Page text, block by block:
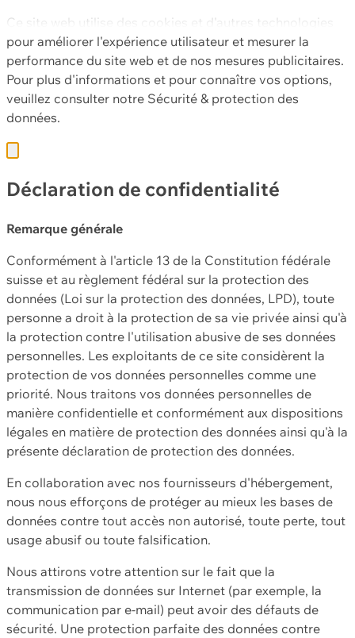
Ce site web utilise des cookies et d'autres technologies
pour améliorer l'expérience utilisateur et mesurer la
performance du site web et de nos mesures publicitaires.
Pour plus d'informations et pour connaître vos options,
veuillez consulter notre Sécurité & protection des
données.
Déclaration de confidentialité
Remarque générale
Conformément à l'article 13 de la Constitution fédérale
suisse et au règlement fédéral sur la protection des
données (Loi sur la protection des données, LPD), toute
personne a droit à la protection de sa vie privée ainsi qu'à
la protection contre l'utilisation abusive de ses données
personnelles. Les exploitants de ce site considèrent la
protection de vos données personnelles comme une
priorité. Nous traitons vos données personnelles de
manière confidentielle et conformément aux dispositions
légales en matière de protection des données ainsi qu'à la
présente déclaration de protection des données.
En collaboration avec nos fournisseurs d'hébergement,
nous nous efforçons de protéger au mieux les bases de
données contre tout accès non autorisé, toute perte, tout
usage abusif ou toute falsification.
Nous attirons votre attention sur le fait que la
transmission de données sur Internet (par exemple, la
communication par e-mail) peut avoir des défauts de
sécurité. Une protection parfaite des données contre